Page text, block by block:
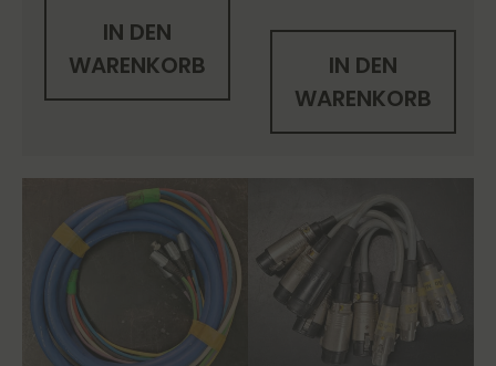
IN DEN
WARENKORB
IN DEN
WARENKORB